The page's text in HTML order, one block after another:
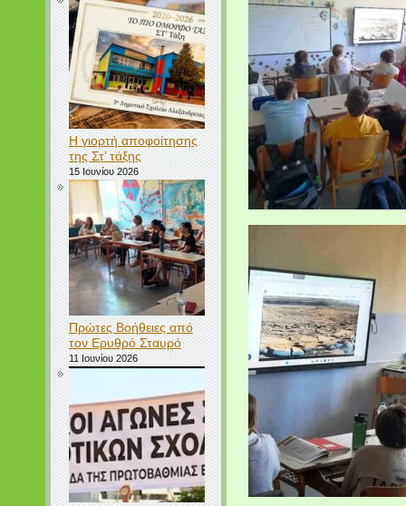
Η γιορτή αποφοίτησης
της Στ’ τάξης
15 Ιουνίου 2026
Πρώτες Βοήθειες από
τον Ερυθρό Σταυρό
11 Ιουνίου 2026